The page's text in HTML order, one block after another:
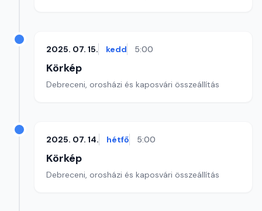
2025. 07. 15. kedd 5:00
Körkép
Debreceni, orosházi és kaposvári összeállítás
2025. 07. 14. hétfő 5:00
Körkép
Debreceni, orosházi és kaposvári összeállítás